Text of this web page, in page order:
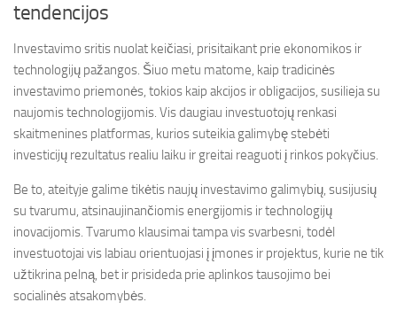
tendencijos
Investavimo sritis nuolat keičiasi, prisitaikant prie ekonomikos ir
technologijų pažangos. Šiuo metu matome, kaip tradicinės
investavimo priemonės, tokios kaip akcijos ir obligacijos, susilieja su
naujomis technologijomis. Vis daugiau investuotojų renkasi
skaitmenines platformas, kurios suteikia galimybę stebėti
investicijų rezultatus realiu laiku ir greitai reaguoti į rinkos pokyčius.
Be to, ateityje galime tikėtis naujų investavimo galimybių, susijusių
su tvarumu, atsinaujinančiomis energijomis ir technologijų
inovacijomis. Tvarumo klausimai tampa vis svarbesni, todėl
investuotojai vis labiau orientuojasi į įmones ir projektus, kurie ne tik
užtikrina pelną, bet ir prisideda prie aplinkos tausojimo bei
socialinės atsakomybės.